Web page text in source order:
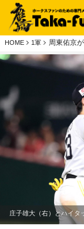
HOME 1軍 周東佑京
庄子雄大（右）とハイタ